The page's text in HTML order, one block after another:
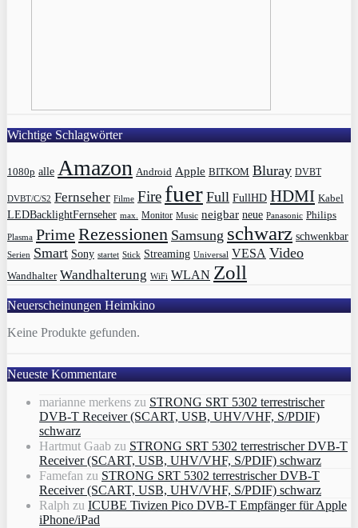
Wichtige Schlagwörter
1080p alle Amazon Android Apple BITKOM Bluray DVBT
DVBT/C/S2 Fernseher Filme Fire fuer Full FullHD HDMI Kabel
LEDBacklightFernseher max. Monitor Music neigbar neue Panasonic Philips
Plasma PrimeRezessionen Samsung schwarz schwenkbar
Serien Smart Sony startet Stick Streaming Universal VESA Video
Wandhalter Wandhalterung WiFi WLAN Zoll
Neuerscheinungen Heimkino
Keine Produkte gefunden.
Neueste Kommentare
marianne merkens zu STRONG SRT 5302 terrestrischer
DVB-T Receiver (SCART, USB, UHV/VHF, S/PDIF)
schwarz
Hartmut Gaab zu STRONG SRT 5302 terrestrischer DVB-T
Receiver (SCART, USB, UHV/VHF, S/PDIF) schwarz
Famefan zu STRONG SRT 5302 terrestrischer DVB-T
Receiver (SCART, USB, UHV/VHF, S/PDIF) schwarz
Ralph zu ICUBE Tivizen Pico DVB-T Empfänger für Apple
iPhone/iPad